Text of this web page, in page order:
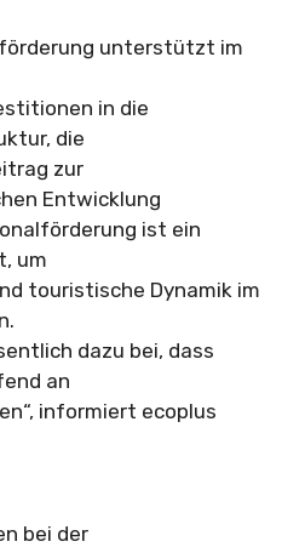
unterstützt im
in die
die
zur
Entwicklung
ist ein
um
touristische Dynamik im
dazu bei, dass
an
informiert ecoplus
bei der